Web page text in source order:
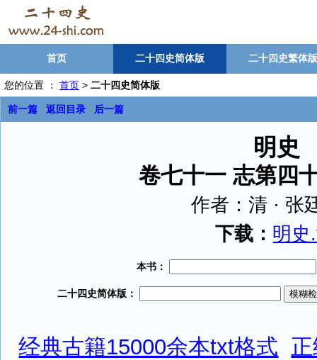
首页 二十四史简体版 二十四史繁体版
您的位置 ： 首页 > 二十四史简体版
前一篇 返回目录 后一篇
明史
卷七十一 志第四
作者：清 · 张
下载： 明史
本书：
经典古籍15000余本txt格式